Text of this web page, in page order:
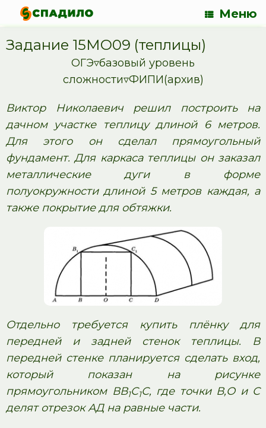
Меню
Задание 15МО09 (теплицы)
ОГЭ▿базовый уровень
сложности▿ФИПИ(архив)
Виктор Николаевич решил построить на
дачном участке теплицу длиной 6 метров.
Для этого он сделал прямоугольный
фундамент. Для каркаса теплицы он заказал
металлические дуги в форме
полуокружности длиной 5 метров каждая, а
также покрытие для обтяжки.
Отдельно требуется купить плёнку для
передней и задней стенок теплицы. В
передней стенке планируется сделать вход,
который показан на рисунке
прямоугольником ВВ1С1С, где точки В,О и С
делят отрезок АД на равные части.